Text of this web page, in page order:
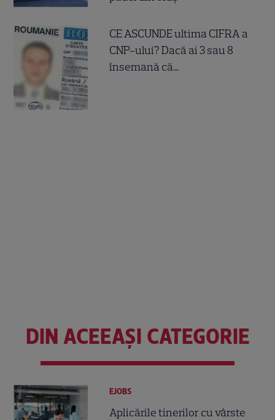
CE ASCUNDE ultima CIFRA a
CNP-ului? Dacă ai 3 sau 8
însemană că...
DIN ACEEAȘI CATEGORIE
EJOBS
Aplicările tinerilor cu vârste